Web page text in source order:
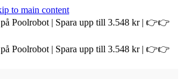
to main content
Poolrobot | Spara upp till 3.548 kr | 👉👉
Poolrobot | Spara upp till 3.548 kr | 👉👉